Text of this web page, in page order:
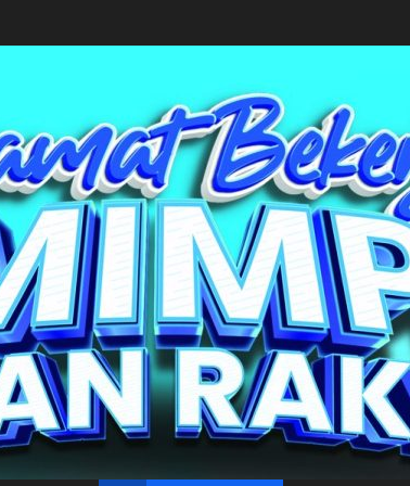
Simalungun bersama Kemendagri Kawal Investasi